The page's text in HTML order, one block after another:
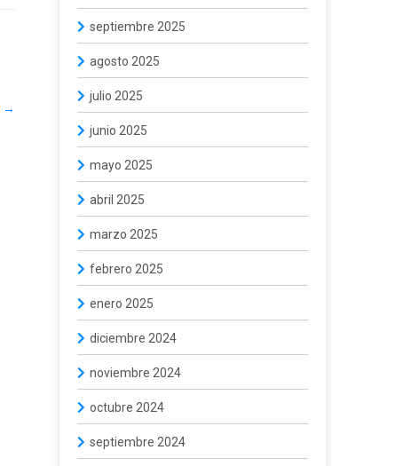
→
septiembre 2025
agosto 2025
julio 2025
junio 2025
mayo 2025
abril 2025
marzo 2025
febrero 2025
enero 2025
diciembre 2024
noviembre 2024
octubre 2024
septiembre 2024